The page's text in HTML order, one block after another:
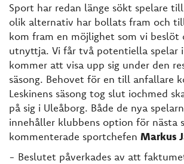
Sport har redan länge sökt spelare
olik alternativ har bollats fram och
kom fram en möjlighet som vi beslöt
utnyttja. Vi får två potentiella spelar
kommer att visa upp sig under den
säsong. Behovet för en till anfallare
Leskinens säsong tog slut iochmed
på sig i Uleåborg. Både de nya
innehåller klubbens option för nästa
kommenterade sportchefen Markus
- Beslutet påverkades av att